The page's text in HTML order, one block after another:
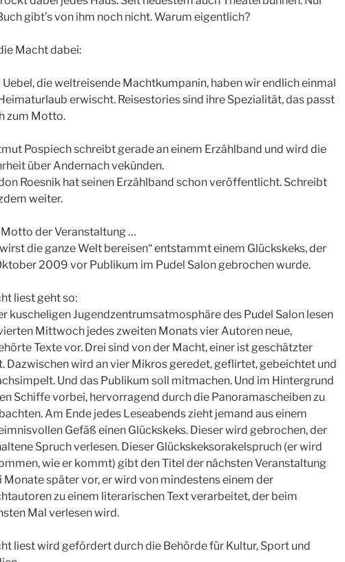
gibt’s von ihm noch nicht. Warum eigentlich?
Macht dabei:
Uebel, die weltreisende Machtkumpanin, haben wir endlich einmal
erwischt. Reisestories sind ihre Spezialität, das passt
zum Motto.
Pospiech schreibt gerade an einem Erzählband und wird die
über Andernach vekünden.
Roesnik hat seinen Erzählband schon veröffentlicht. Schreibt
weiter.
Motto der Veranstaltung …
wirst die ganze Welt bereisen“ entstammt einem Glückskeks, der
2009 vor Publikum im Pudel Salon gebrochen wurde.
liest geht so:
kuscheligen Jugendzentrumsatmosphäre des Pudel Salon lesen
Mittwoch jedes zweiten Monats vier Autoren neue,
Texte vor. Drei sind von der Macht, einer ist geschätzter
Dazwischen wird an vier Mikros geredet, geflirtet, gebeichtet und
Und das Publikum soll mitmachen. Und im Hintergrund
Schiffe vorbei, hervorragend durch die Panoramascheiben zu
Am Ende jedes Leseabends zieht jemand aus einem
Gefäß einen Glückskeks. Dieser wird gebrochen, der
Spruch verlesen. Dieser Glückskeksorakelspruch (er wird
wie er kommt) gibt den Titel der nächsten Veranstaltung
Monate später vor, er wird von mindestens einem der
zu einem literarischen Text verarbeitet, der beim
Mal verlesen wird.
liest wird gefördert durch die Behörde für Kultur, Sport und